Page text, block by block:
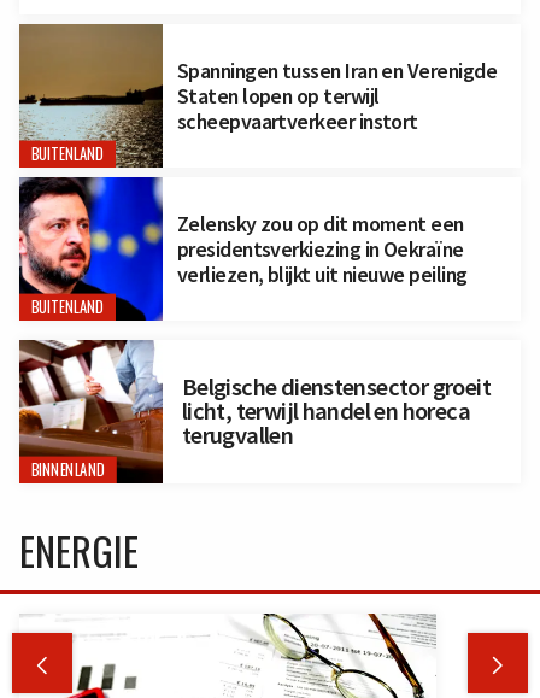
BUITENLAND
Spanningen tussen Iran en Verenigde
Staten lopen op terwijl
scheepvaartverkeer instort
BUITENLAND
Zelensky zou op dit moment een
presidentsverkiezing in Oekraïne
verliezen, blijkt uit nieuwe peiling
BINNENLAND
Belgische dienstensector groeit
licht, terwijl handel en horeca
terugvallen
ENERGIE
 